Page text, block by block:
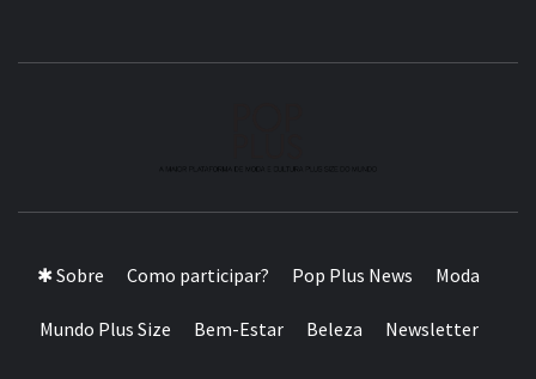
✱ Sobre Como participar? Pop Plus News Moda
Mundo Plus Size Bem-Estar Beleza Newsletter